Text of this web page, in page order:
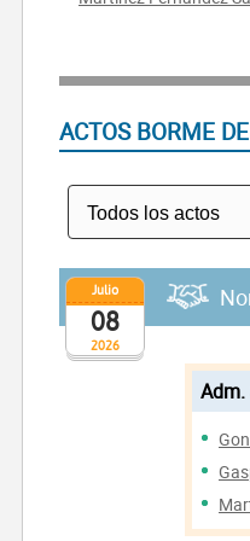
ACTOS BORME
2026
Julio
08